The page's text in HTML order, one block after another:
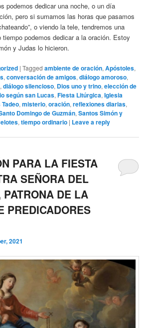
podemos dedicar una noche, o un día
pero si sumamos las horas que pasamos
o viendo la tele, tendremos una
tiempo podemos dedicar a la oración. Estoy
y Judas lo hicieron.
|Tagged ambiente de oración,Apóstoles,
,conversación de amigos,diálogo amoroso,
,diálogo silencioso, Dios uno y trino,elección de
según san Lucas,Fiesta Litúrgica,Iglesia
,misterio,oración,reflexiones diarias,
Domingo de Guzmán,Santos Simón y
,tiempo ordinario | Leave a reply
PARA LA FIESTA
SEÑORA DEL
PATRONA DE LA
PREDICADORES
2021